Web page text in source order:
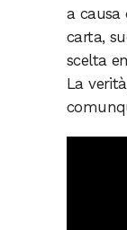
a causa
carta,
scelta
La